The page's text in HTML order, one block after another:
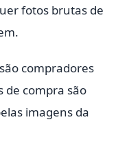
fotos brutas de
compradores
de compra são
imagens da